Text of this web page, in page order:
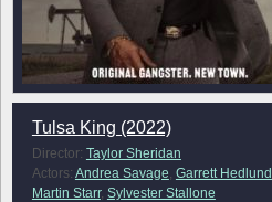
Tulsa King (2022)
Director: Taylor Sheridan
Actors: Andrea Savage Garrett Hedlund
Martin Starr, Sylvester Stallone